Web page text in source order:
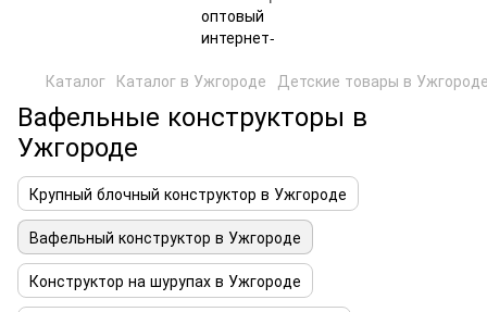
Каталог Каталог в Ужгороде Детские товары в
Вафельные конструкторы в
Ужгороде
Крупный блочный конструктор в Ужгороде
Вафельный конструктор в Ужгороде
Конструктор на шурупах в Ужгороде